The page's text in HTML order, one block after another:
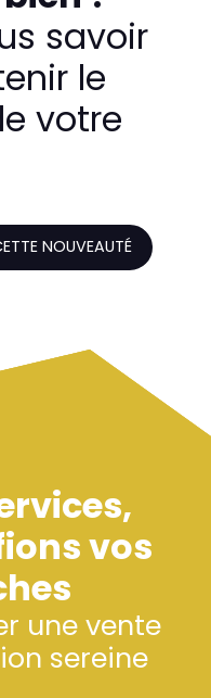
savoir
le
votre
NOUVEAUTÉ
vos
une vente
sereine